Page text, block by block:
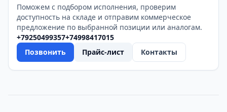
Поможем с подбором исполнения, проверим
доступность на складе и отправим коммерческое
предложение по выбранной позиции или аналогам.
+79250499357+74998417015
Позвонить
Прайс-лист Контакты